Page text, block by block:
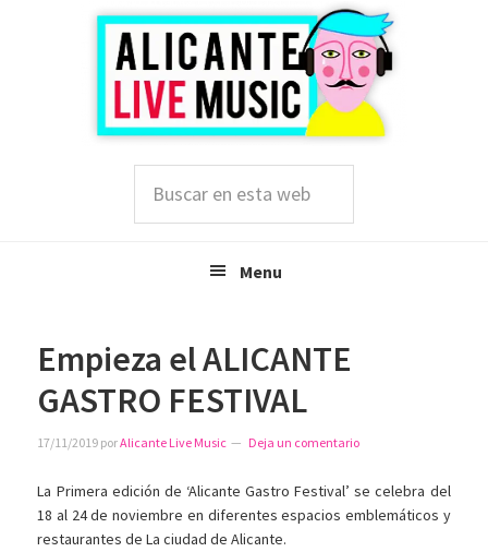
esta
Menu
Empieza el ALICANTE
GASTRO FESTIVAL
17/11/2019 porAlicante Live Music Deja un comentario
La Primera edición de ‘Alicante Gastro Festival’ se celebra del
18 al 24 de noviembre en diferentesespacios emblemáticos y
restaurantes de La ciudad de Alicante.